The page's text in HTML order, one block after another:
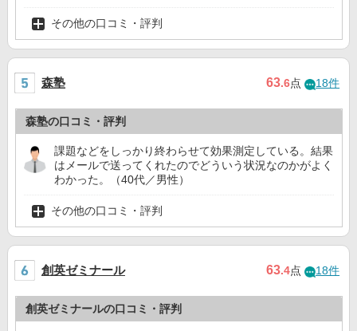
その他の口コミ・評判
森塾 63.6点 18件
森塾の口コミ・評判
課題などをしっかり終わらせて効果測定している。結果
はメールで送ってくれたのでどういう状況なのかがよく
わかった。（40代／男性）
その他の口コミ・評判
創英ゼミナール 63.4点 18件
創英ゼミナールの口コミ・評判